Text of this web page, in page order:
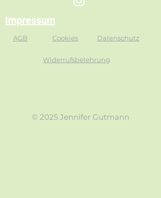
Impressum
AGB Cookies Datenschutz
Widerrufsbelehrung
© 2025 Jennifer Gutmann